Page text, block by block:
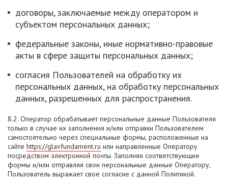
договоры, заключаемые между оператором и
субъектом персональных данных;
федеральные законы, иные нормативно-правовые
акты в сфере защиты персональных данных;
согласия Пользователей на обработку их
персональных данных, на обработку персональных
данных, разрешенных для распространения.
8.2. Оператор обрабатывает персональные данные Пользователя
только в случае их заполнения и/или отправки Пользователем
самостоятельно через специальные формы, расположенные на
сайте https://glavfundament.ru или направленные Оператору
посредством электронной почты. Заполняя соответствующие
формы и/или отправляя свои персональные данные Оператору,
Пользователь выражает свое согласие с данной Политикой.